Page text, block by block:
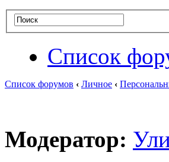
Список
Список форумов ‹ Личное ‹
Модератор: